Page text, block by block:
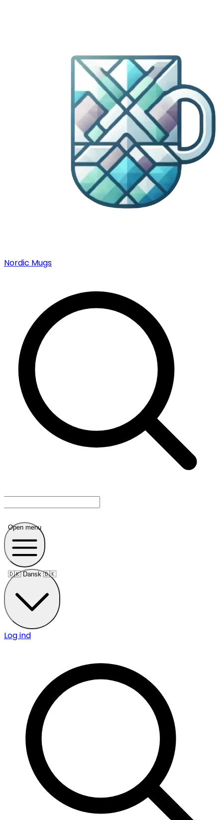
Nordic Mugs
Open menu
🇩🇰 Dansk 🇩🇰
Log ind